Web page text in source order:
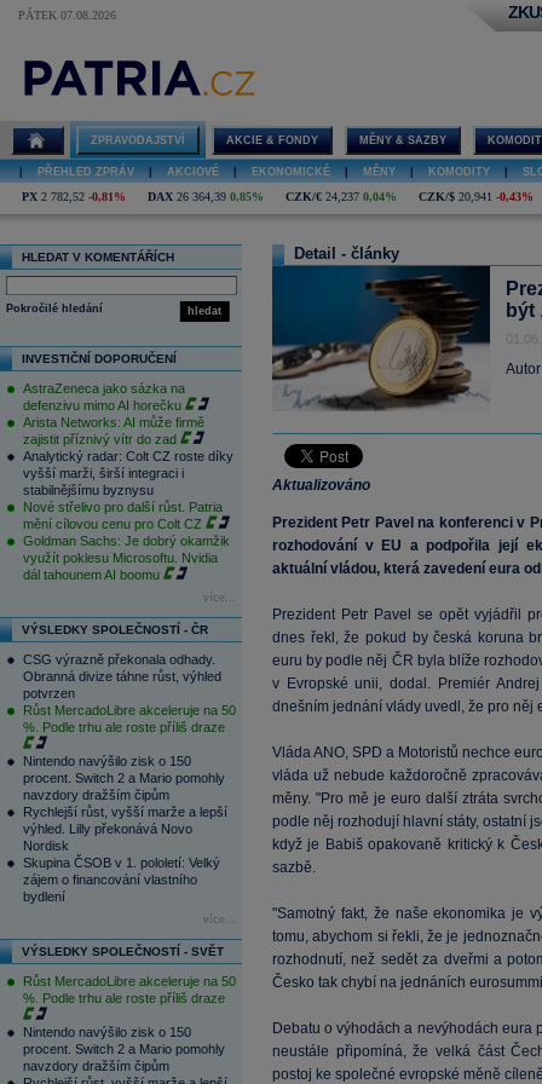
PÁTEK 07.08.2026
ZPRAVODAJSTVÍ AKCIE & FONDY MĚNY & SAZBY
PŘEHLED ZPRÁV AKCIOVÉ EKONOMICKÉ MĚNY KOMODITY
PX 2 782,52 -0,81% DAX 26 364,39 0,85% CZK/€ 24,237 0,04% CZK/$ 20,941 -0,43%
HLEDAT V KOMENTÁŘÍCH
hledat
Pokročilé hledání
INVESTIČNÍ DOPORUČENÍ
AstraZeneca jako sázka na
defenzivu mimo AI horečku
Arista Networks: AI může firmě
zajistit příznivý vítr do zad
Analytický radar: Colt CZ roste díky
vyšší marži, širší integraci i
stabilnějšímu byznysu
Nové střelivo pro další růst. Patria
mění cílovou cenu pro Colt CZ
Goldman Sachs: Je dobrý okamžik
využít poklesu Microsoftu. Nvidia
dál tahounem AI boomu
více...
VÝSLEDKY SPOLEČNOSTÍ - ČR
CSG výrazně překonala odhady.
Obranná divize táhne růst, výhled
potvrzen
Růst MercadoLibre akceleruje na 50
%. Podle trhu ale roste příliš draze
Nintendo navýšilo zisk o 150
procent. Switch 2 a Mario pomohly
navzdory dražším čipům
Rychlejší růst, vyšší marže a lepší
výhled. Lilly překonává Novo
Nordisk
Skupina ČSOB v 1. pololetí: Velký
zájem o financování vlastního
bydlení
více...
VÝSLEDKY SPOLEČNOSTÍ - SVĚT
Růst MercadoLibre akceleruje na 50
%. Podle trhu ale roste příliš draze
Nintendo navýšilo zisk o 150
procent. Switch 2 a Mario pomohly
navzdory dražším čipům
Detail - články
být
Aktualizováno
Prezident Petr Pavel na konferenci v
rozhodování v EU a podpořila její
aktuální vládou, která zavedení eura
Prezident Petr Pavel se opět vyjádřil
dnes řekl, že pokud by česká koruna
euru by podle něj ČR byla blíže
v Evropské unii, dodal. Premiér
dnešním jednání vlády uvedl, že pro něj
Vláda ANO, SPD a Motoristů nechce
vláda už nebude každoročně
měny. "Pro mě je euro další ztráta
podle něj rozhodují hlavní státy, ostatní
když je Babiš opakovaně kritický k
sazbě.
"Samotný fakt, že naše ekonomika je
tomu, abychom si řekli, že je
rozhodnutí, než sedět za dveřmi a
Česko tak chybí na jednáních
Debatu o výhodách a nevýhodách eura
neustále připomíná, že velká část
postoj ke společné evropské měně